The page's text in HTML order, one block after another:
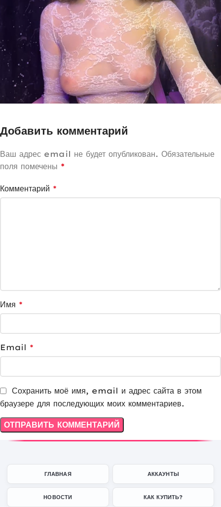
Добавить комментарий
Ваш адрес email не будет опубликован. Обязательные
поля помечены *
Комментарий *
Имя *
Email *
Сохранить моё имя, email и адрес сайта в этом
браузере для последующих моих комментариев.
ГЛАВНАЯ АККАУНТЫ
НОВОСТИ КАК КУПИТЬ?